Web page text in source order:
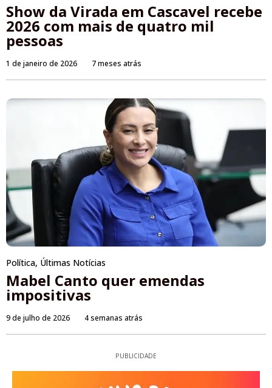
Show da Virada em Cascavel recebe
2026 com mais de quatro mil
pessoas
1 de janeiro de 2026 7 meses atrás
Política, Últimas Notícias
Mabel Canto quer emendas
impositivas
9 de julho de 2026 4 semanas atrás
PUBLICIDADE